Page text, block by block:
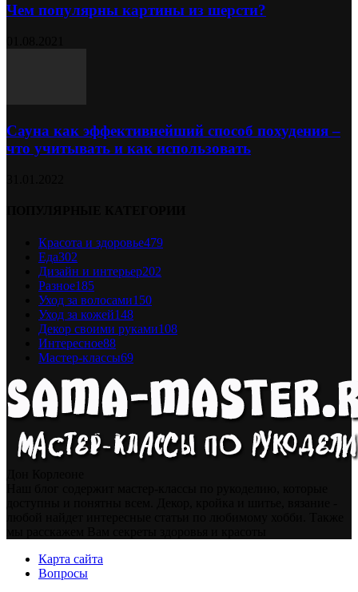
Чем популярны картины из шерсти?
Сауна как эффективнейший способ похудения –
что учитывать и как использовать
Красота и здоровье479
Еда302
Дизайн и интерьер202
Разное185
Уход за волосами150
Уход за кожей148
Декор своими руками108
Интересное88
Мастер-классы69
Карта сайта
Вопросы